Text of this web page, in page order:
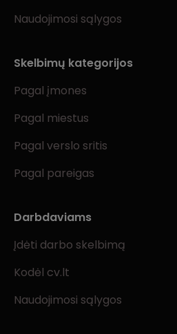
Naudojimosi sąlygos
Skelbimų kategorijos
Pagal įmones
Pagal miestus
Pagal verslo sritis
Pagal pareigas
Darbdaviams
Įdėti darbo skelbimą
Kodėl cv.lt
Naudojimosi sąlygos